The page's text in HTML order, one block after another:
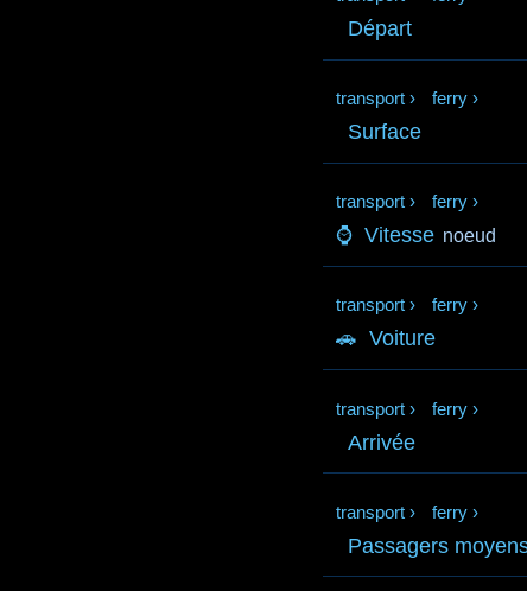
Départ
transport › ferry ›
Surface
transport › ferry ›
⌚ Vitesse noeud
transport › ferry ›
🚗 Voiture
transport › ferry ›
Arrivée
transport › ferry ›
Passagers